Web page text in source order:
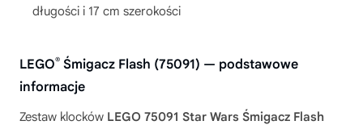
długości i 17 cm szerokości
LEGO® Śmigacz Flash (75091) — podstawowe
informacje
Zestaw klocków LEGO 75091 Star Wars Śmigacz Flash